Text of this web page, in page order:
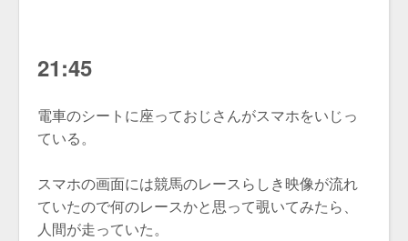
21:45
電車のシートに座っておじさんがスマホをいじっ
ている。
スマホの画面には競馬のレースらしき映像が流れ
ていたので何のレースかと思って覗いてみたら、
人間が走っていた。